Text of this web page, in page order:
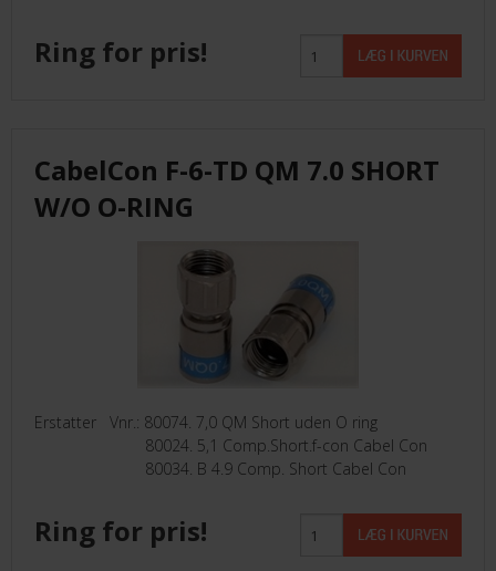
Ring for pris!
CabelCon F-6-TD QM 7.0 SHORT
W/O O-RING
Erstatter Vnr.: 80074. 7,0 QM Short uden O ring
80024. 5,1 Comp.Short.f-con Cabel Con
80034. B 4.9 Comp. Short Cabel Con
Ring for pris!